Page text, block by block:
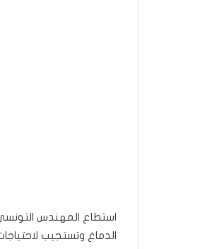
الدماغ وتستجيب